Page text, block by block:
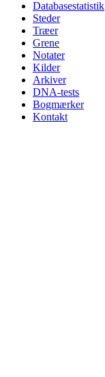
Databasestatistik
Steder
Træer
Grene
Notater
Kilder
Arkiver
DNA-tests
Bogmærker
Kontakt